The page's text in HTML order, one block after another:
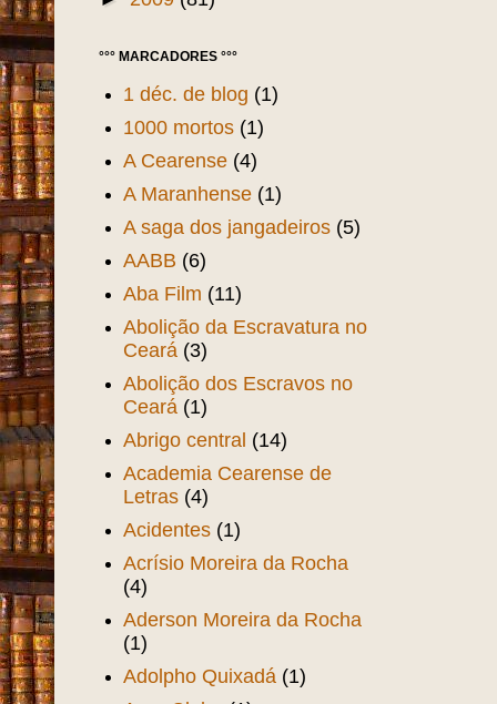
°°° MARCADORES °°°
1 déc. de blog (1)
1000 mortos (1)
A Cearense (4)
A Maranhense (1)
A saga dos jangadeiros (5)
AABB (6)
Aba Film (11)
Abolição da Escravatura no
Ceará (3)
Abolição dos Escravos no
Ceará (1)
Abrigo central (14)
Academia Cearense de
Letras (4)
Acidentes (1)
Acrísio Moreira da Rocha
(4)
Aderson Moreira da Rocha
(1)
Adolpho Quixadá (1)